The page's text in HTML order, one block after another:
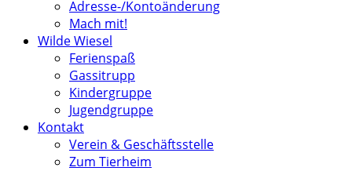
Adresse-/Kontoänderung
Mach mit!
Wilde Wiesel
Ferienspaß
Gassitrupp
Kindergruppe
Jugendgruppe
Kontakt
Verein & Geschäftsstelle
Zum Tierheim